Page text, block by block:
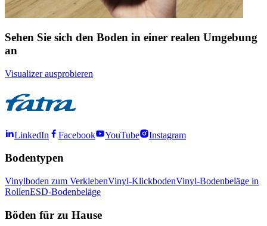
Sehen Sie sich den Boden in einer realen Umgebung
an
Visualizer ausprobieren
LinkedIn Facebook YouTube Instagram
Bodentypen
Vinylboden zum VerklebenVinyl-KlickbodenVinyl-Bodenbeläge in
RollenESD-Bodenbeläge
Böden für zu Hause